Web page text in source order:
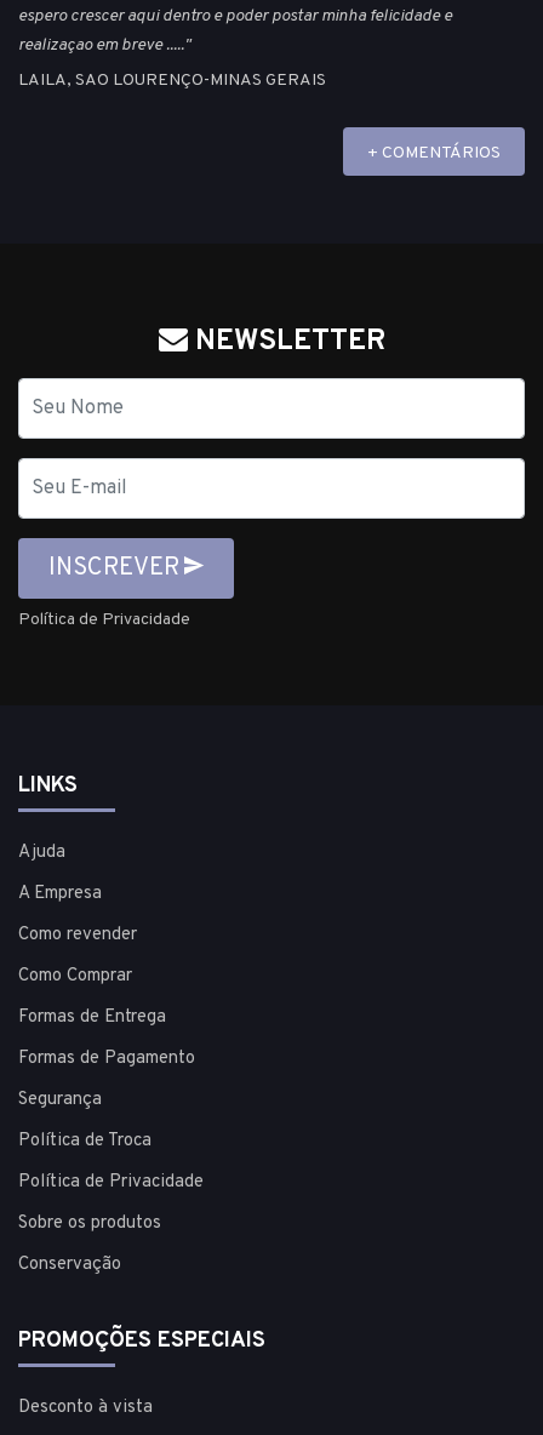
espero crescer aqui dentro e poder postar minha felicidade e
realizaçao em breve ....."
LAILA, SAO LOURENÇO-MINAS GERAIS
+ COMENTÁRIOS
NEWSLETTER
mail
INSCREVER
Política de Privacidade
LINKS
Ajuda
A Empresa
Como revender
Como Comprar
Formas de Entrega
Formas de Pagamento
Segurança
Política de Troca
Política de Privacidade
Sobre os produtos
Conservação
PROMOÇÕES ESPECIAIS
Desconto à vista